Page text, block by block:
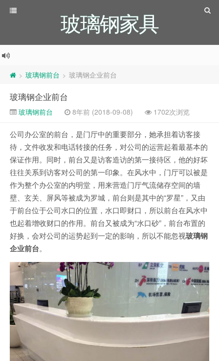
玻璃钢家具
> 玻璃钢前台 > 玻璃钢企业前台
玻璃钢企业前台
玻璃钢前台 8年前 (2018-09-08) 1702次浏览
公司办公室的前台，是门厅中的重要部分，她承担着访客接
待，文件收发和电话转接的任务，对公司的运营起着最基本的
保证作用。同时，前台又是访客造访的第一接待区，他的好坏
往往关系到访客对公司的第一印象。在风水中，门厅可以被是
作为整个办公室的内明堂，用来营造门厅气流储存空间的墙
壁、玄关、屏风等被成为罗城，前台则是其中的“罗星”，又由
于前台位于公司水口的位置，水口即财口，所以前台在风水中
也起着增收财口的作用。前台又被成为“水口砂”，前台布置的
好换，会对公司的运势起到一定的影响，所以不能忽视玻璃钢
企业前台。